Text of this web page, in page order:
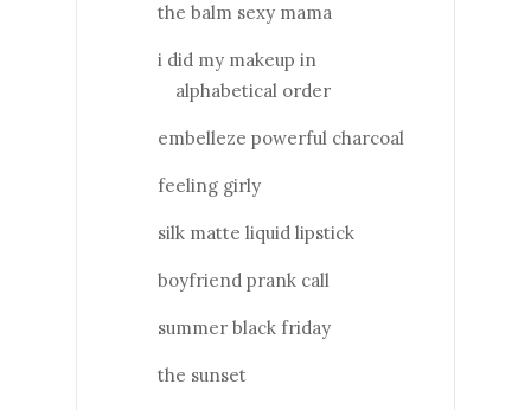
the balm sexy mama
i did my makeup in
alphabetical order
embelleze powerful charcoal
feeling girly
silk matte liquid lipstick
boyfriend prank call
summer black friday
the sunset